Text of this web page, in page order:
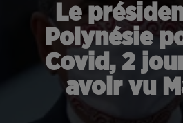
Le
Polynésie
Covid, 2
avoir vu